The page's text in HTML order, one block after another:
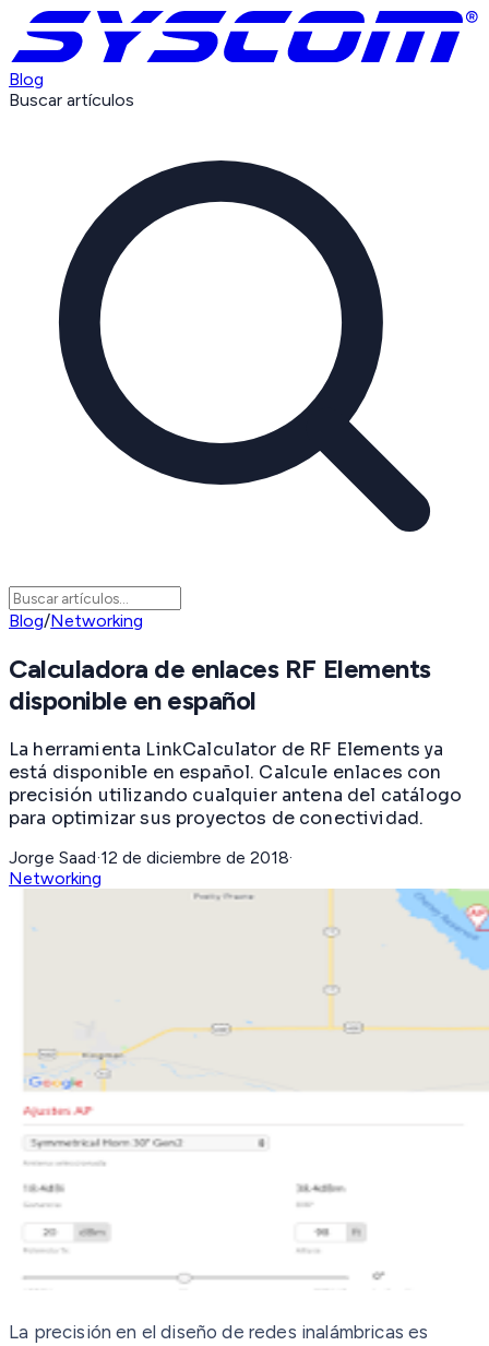
Blog
Buscar artículos
Blog/Networking
Calculadora de enlaces RF Elements
disponible en español
La herramienta LinkCalculator de RF Elements ya
está disponible en español. Calcule enlaces con
precisión utilizando cualquier antena del catálogo
para optimizar sus proyectos de conectividad.
Jorge Saad·12 de diciembre de 2018·
Networking
La precisión en el diseño de redes inalámbricas es